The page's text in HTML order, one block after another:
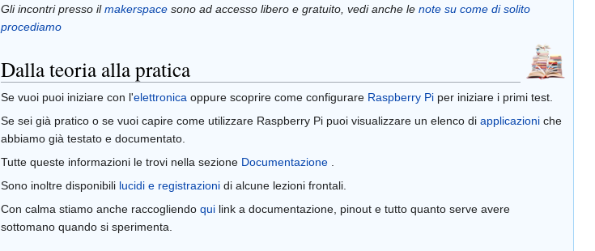
Gli incontri presso ilmakerspace sono ad accesso libero e gratuito, vedi anche le note su come di solito
procediamo
Dalla teoria alla pratica
Se vuoi puoi iniziare con l'elettronica oppure scoprire come configurare Raspberry Pi per iniziare i primi test.
Se sei già pratico o se vuoi capire come utilizzare Raspberry Pi puoi visualizzare un elenco di applicazioni che
abbiamo già testato e documentato.
Tutte queste informazioni le trovi nella sezione Documentazione .
Sono inoltre disponibili lucidi e registrazioni di alcune lezioni frontali.
Con calma stiamo anche raccogliendo qui link a documentazione, pinout e tutto quanto serve avere
sottomano quando si sperimenta.